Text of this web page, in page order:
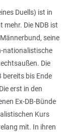
Duells) ist in
mehr. Die NDB ist
seine
nationalistische
Die
bereits bis Ende
erst in den
Ex-DB-Bünde
Kurs
mit. In ihren